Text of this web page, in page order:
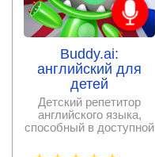
Buddy.ai:
английский для
детей
Детский репетитор
английского языка,
способный в доступной
языковые